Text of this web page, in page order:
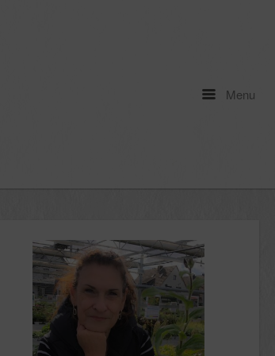
MenuMenu